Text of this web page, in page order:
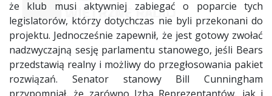
że klub musi aktywniej zabiegać o poparcie tych
legislatorów, którzy dotychczas nie byli przekonani do
projektu. Jednocześnie zapewnił, że jest gotowy zwołać
nadzwyczajną sesję parlamentu stanowego, jeśli Bears
przedstawią realny i możliwy do przegłosowania pakiet
rozwiązań. Senator stanowy Bill Cunningham